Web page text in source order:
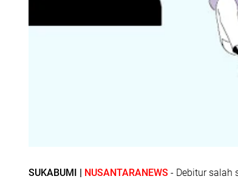
SUKABUMI | NUSANTARANEWS - Debitur salah